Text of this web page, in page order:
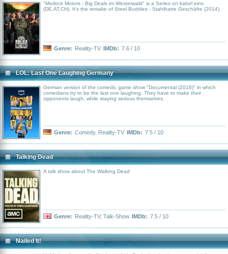
"Morlock Motors - Big Deals im Westerwald" is a Series on kabel eins
(DE,AT,CH). It's the remake of Steel Buddies - Stahlharte Geschäfte (2014).
Genre: Reality-TV IMDb: 7.6 / 10
LOL: Last One Laughing Germany
German version of the comedic game show "Documental (2016)" in which
comedians try to be the last one laughing. They have to make their
opponents laugh, while staying serious themselves.
Genre: Comedy, Reality-TV IMDb: 7.5 / 10
Talking Dead
A talk show about The Walking Dead
Genre: Reality-TV, Talk-Show IMDb: 7.5 / 10
Nailed It!